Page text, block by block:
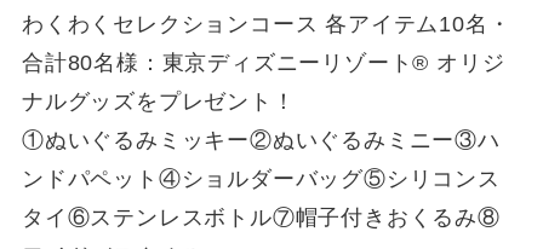
わくわくセレクションコース 各アイテム10名・
合計80名様：東京ディズニーリゾート® オリジ
ナルグッズをプレゼント！
①ぬいぐるみミッキー②ぬいぐるみミニー③ハ
ンドパペット④ショルダーバッグ⑤シリコンス
タイ⑥ステンレスボトル⑦帽子付きおくるみ⑧